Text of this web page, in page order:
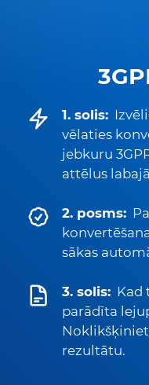
1. solis:
vēlaties
jebkuru
attēlus
2. posms:
sākas
3. solis: Kad
parādīta
rezultātu.